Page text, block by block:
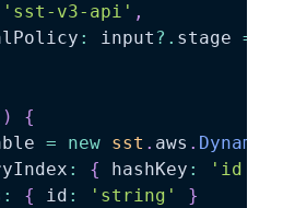
'sst-v3-api' ,
: input ?. stage ===
)
{
= new sst . aws . Dynamo
: { hashKey : 'id'
: { id : 'string'
}